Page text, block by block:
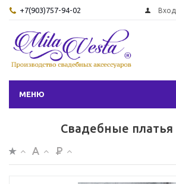
+7(903)757-94-02 Вход
МЕНЮ
Свадебные платья